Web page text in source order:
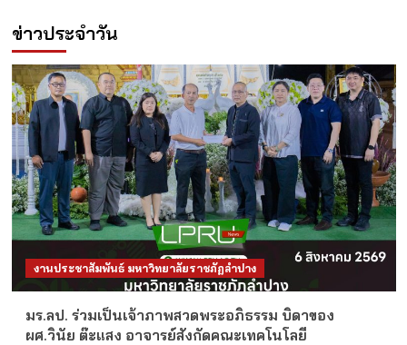
ข่าวประจำวัน
งานประชาสัมพันธ์ มหาวิทยาลัยราชภัฏลำปาง
มร.ลป. ร่วมเป็นเจ้าภาพสวดพระอภิธรรม บิดาของ
ผศ.วินัย ต๊ะแสง อาจารย์สังกัดคณะเทคโนโลยี